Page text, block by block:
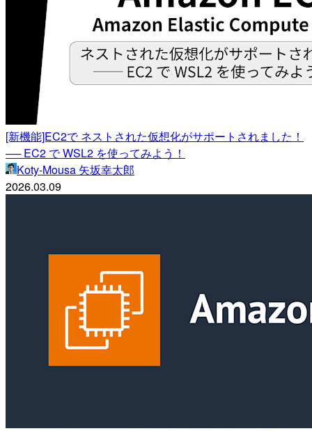
[新機能]EC2で ネストされた仮想化がサポートされました！
── EC2 で WSL2 を使ってみよう！
Koty-Mousa 矢坂幸太郎
2026.03.09